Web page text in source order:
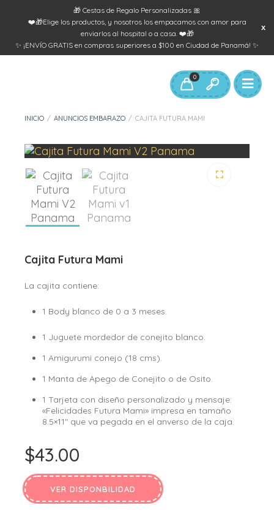
🎁 Cestas de Regalo Personalizadas 🎀
❤️🎁Elige los productos, y nosotros los empacamos con amor para
enviarlos al hospital o a casa. ❤️🎁
✨ ¡ENVÍO GRATIS en compras superiores a $100 en Ciudad de Panamá! ✨
0
INICIO / ANUNCIOS EMBARAZO / CAJITA FUTURA MAMI
Cajita Futura Mami
La cajita contiene:
1 Body blanco de 0 a 3 meses.
1 Juguete mordedor de conejito blanco.
1 Amigurumi conejo (18 cms).
1 Manta de Apego de Conejito o de Osito.
1 Tarjeta con diseño personalizado y mensaje:
«Felicidades Futura Mami» impresa en tamaño
8.5×11″ que va pegada en el anverso de la caja.
$43.00
VER DISPONBILIDAD